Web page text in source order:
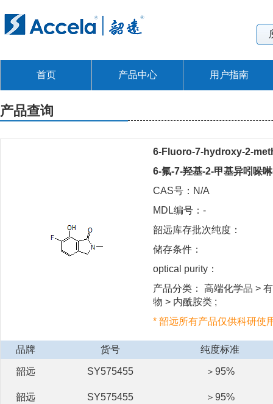
首页 产品中心 用户指南
产品查询
6-Fluoro-7-hydroxy-2-
6-氟-7-羟基-2-甲基异吲哚
CAS号：N/A
MDL编号：-
韶远库存批次纯度：
储存条件：
optical purity：
产品分类： 高端化学品 >
物 > 内酰胺类 ;
* 韶远所有产品仅供科研使
品牌 货号 纯度标准
韶远 SY575455 ＞95%
韶远 SY575455 ＞95%